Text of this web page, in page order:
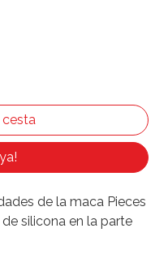
de la maca Pieces
silicona en la parte